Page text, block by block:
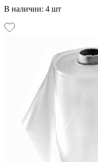
В наличии: 4 шт